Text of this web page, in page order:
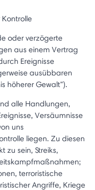
oder verzögerte
aus einem Vertrag
Ereignisse
ausübbaren
höherer Gewalt“).
alle Handlungen,
Versäumnisse
uns
liegen. Zu diesen
zu sein, Streiks,
terroristische
Angriffe, Kriege